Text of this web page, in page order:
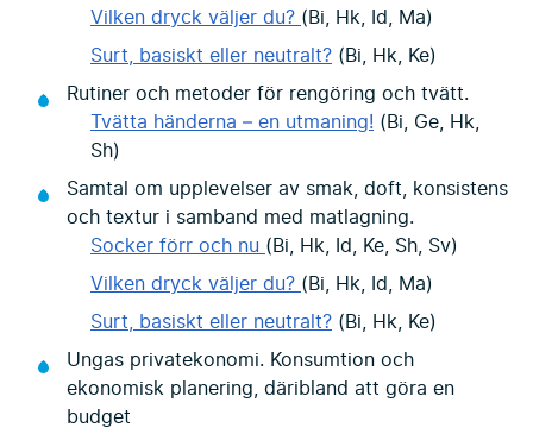
Vilken dryck väljer du? (Bi, Hk, Id, Ma)
Surt, basiskt eller neutralt? (Bi, Hk, Ke)
Rutiner och metoder för rengöring och tvätt.
Tvätta händerna – en utmaning! (Bi, Ge, Hk,
Sh)
Samtal om upplevelser av smak, doft, konsistens
och textur i samband med matlagning.
Socker förr och nu (Bi, Hk, Id, Ke, Sh, Sv)
Vilken dryck väljer du? (Bi, Hk, Id, Ma)
Surt, basiskt eller neutralt? (Bi, Hk, Ke)
Ungas privatekonomi. Konsumtion och
ekonomisk planering, däribland att göra en
budget